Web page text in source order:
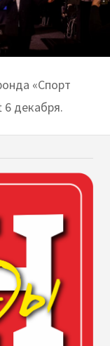
«Спорт
6 декабря.